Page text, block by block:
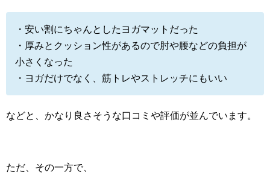
・安い割にちゃんとしたヨガマットだった
・厚みとクッション性があるので肘や腰などの負担が
小さくなった
・ヨガだけでなく、筋トレやストレッチにもいい
などと、かなり良さそうな口コミや評価が並んでいます。
ただ、その一方で、